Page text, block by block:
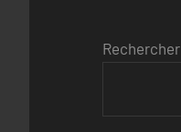
Rechercher